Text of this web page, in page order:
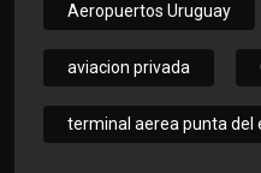
Aeropuertos Uruguay
aviacion privada
terminal aerea punta del